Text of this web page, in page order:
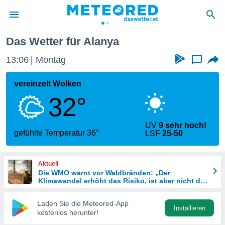
wurde
dass
sind.
diese
Das Wetter für Alanya
13:06 Montag ...
vereinzelt Wolken
32°
gefühlte Temperatur 36°
UV9 sehr hoch!
LSF25-50
Aktuell
Die WMO warnt vor Waldbränden: „Der
Klimawandel erhöht das Risiko, ist aber nicht die
Laden Sie die Meteored-App
kostenlos herunter!
Installieren